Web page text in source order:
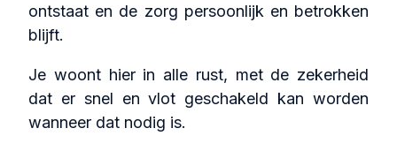
ontstaat en de zorg persoonlijk en betrokken
blijft.
Je woont hier in alle rust, met de zekerheid
dat er snel en vlot geschakeld kan worden
wanneer dat nodig is.